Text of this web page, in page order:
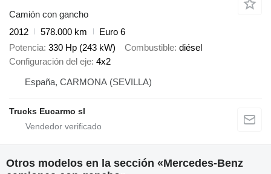
Camión con gancho
2012
578.000 km
Euro 6
Potencia 330 Hp (243 kW) Combustible diésel
Configuración del eje 4x2
España, CARMONA (SEVILLA)
Trucks Eucarmo sl
Otros modelos en la sección «Mercedes-Benz